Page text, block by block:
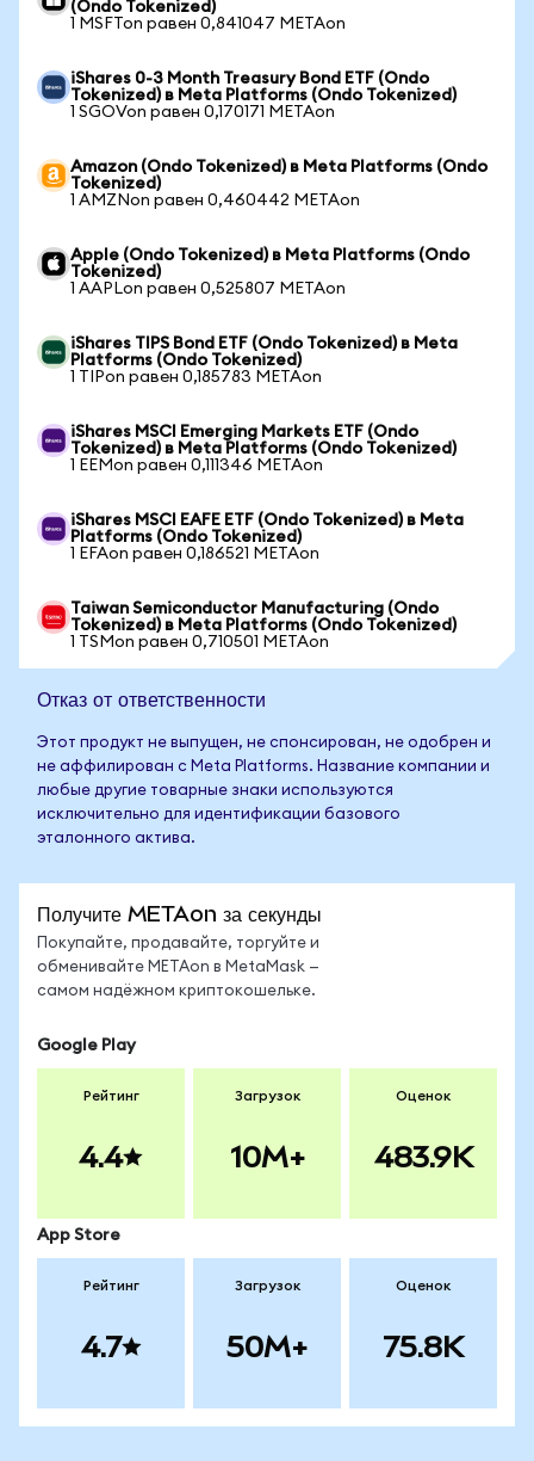
(Ondo Tokenized)
1 MSFTon равен 0,841047 METAon
iShares 0-3 Month Treasury Bond ETF (Ondo
Tokenized) в Meta Platforms (Ondo Tokenized)
1 SGOVon равен 0,170171 METAon
Amazon (Ondo Tokenized) в Meta Platforms (Ondo
Tokenized)
1 AMZNon равен 0,460442 METAon
Apple (Ondo Tokenized) в Meta Platforms (Ondo
Tokenized)
1 AAPLon равен 0,525807 METAon
iShares TIPS Bond ETF (Ondo Tokenized) в Meta
Platforms (Ondo Tokenized)
1 TIPon равен 0,185783 METAon
iShares MSCI Emerging Markets ETF (Ondo
Tokenized) в Meta Platforms (Ondo Tokenized)
1 EEMon равен 0,111346 METAon
iShares MSCI EAFE ETF (Ondo Tokenized) в Meta
Platforms (Ondo Tokenized)
1 EFAon равен 0,186521 METAon
Taiwan Semiconductor Manufacturing (Ondo
Tokenized) в Meta Platforms (Ondo Tokenized)
1 TSMon равен 0,710501 METAon
Отказ от ответственности
Этот продукт не выпущен, не спонсирован, не одобрен и
не аффилирован с Meta Platforms. Название компании и
любые другие товарные знаки используются
исключительно для идентификации базового
эталонного актива.
Получите METAon за секунды
Покупайте, продавайте, торгуйте и
обменивайте METAon в MetaMask —
самом надёжном криптокошельке.
Google Play
Рейтинг
4.4
Загрузок
10M+
Оценок
483.9K
App Store
Рейтинг
4.7
Загрузок
50M+
Оценок
75.8K